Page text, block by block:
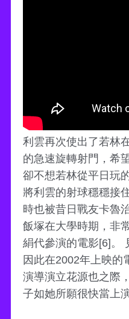
利雲再次使出了若林
的急速旋轉射門，希
卻不想若林從平日玩
將利雲的射球穩穩接
時也被昔日戰友卡魯
飯塚在大學時期，非
絹代參演的電影[6]。
因此在2002年上映的
演導演立花源也之際
子如她所願很快當上